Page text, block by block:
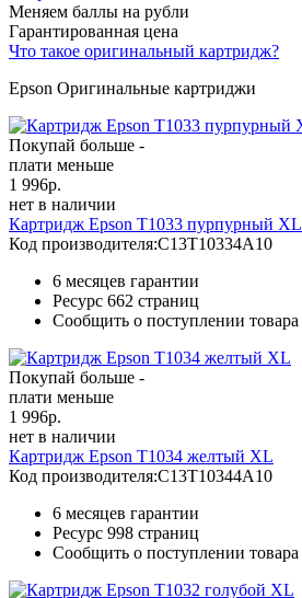
Меняем баллы на рубли
Гарантированная цена
Что такое оригинальный картридж?
Epson Оригинальные картриджи
Покупай больше -
плати меньше
1 996р.
нет в наличии
Картридж Epson T1033 пурпурный XL
Код производителя:C13T10334A10
6 месяцев гарантии
Ресурс 662 страниц
Сообщить о поступлении товара
Покупай больше -
плати меньше
1 996р.
нет в наличии
Картридж Epson T1034 желтый XL
Код производителя:C13T10344A10
6 месяцев гарантии
Ресурс 998 страниц
Сообщить о поступлении товара